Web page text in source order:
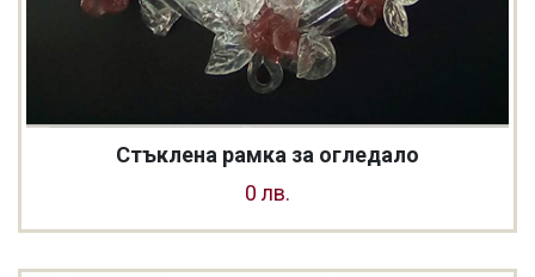
Стъклена рамка за огледало
0 лв.